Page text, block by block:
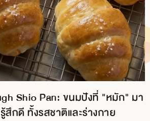
Shio Pan: ขนมปังที่ "หมัก" มา
สึกดี ทั้งรสชาติและร่างกาย